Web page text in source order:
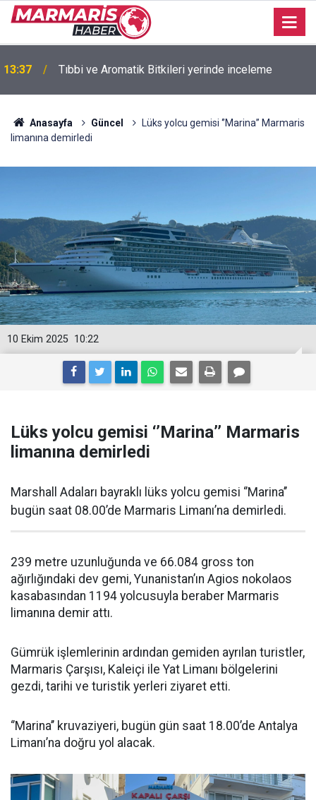
13:35 Muğla ihracatı Temmuz ayında yüzde 9 arttı
Anasayfa Güncel
Lüks yolcu gemisi ‘’Marina’’ Marmaris
limanına demirledi
10:22
10 Ekim 2025
Lüks yolcu gemisi ‘’Marina’’ Marmaris
limanına demirledi
Marshall Adaları bayraklı lüks yolcu gemisi ‘’Marina’’
bugün saat 08.00’de Marmaris Limanı’na demirledi.
239 metre uzunluğunda ve 66.084 gross ton
ağırlığındaki dev gemi, Yunanistan’ın Agios nokolaos
kasabasından 1194 yolcusuyla beraber Marmaris
limanına demir attı.
Gümrük işlemlerinin ardından gemiden ayrılan turistler,
Marmaris Çarşısı, Kaleiçi ile Yat Limanı bölgelerini
gezdi, tarihi ve turistik yerleri ziyaret etti.
‘’Marina’’ kruvaziyeri, bugün gün saat 18.00’de Antalya
Limanı’na doğru yol alacak.